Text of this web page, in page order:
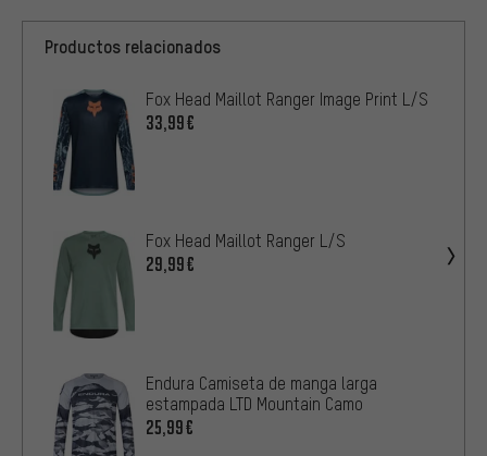
Productos relacionados
Fox Head Maillot Ranger Image Print L/S
33,99€
Fox Head Maillot Ranger L/S
29,99€
Endura Camiseta de manga larga
estampada LTD Mountain Camo
25,99€